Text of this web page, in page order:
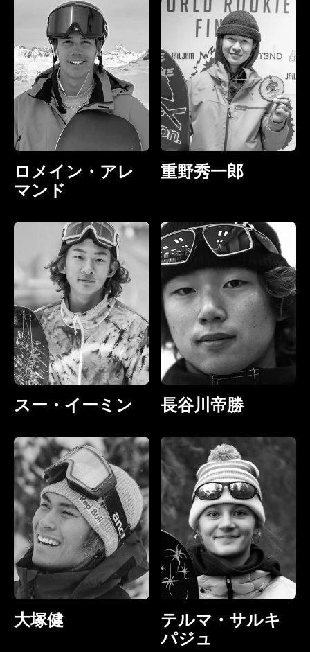
ロメイン・アレ
マンド
重野秀一郎
スー・イーミン 長谷川帝勝
大塚健
テルマ・サルキ
パジュ